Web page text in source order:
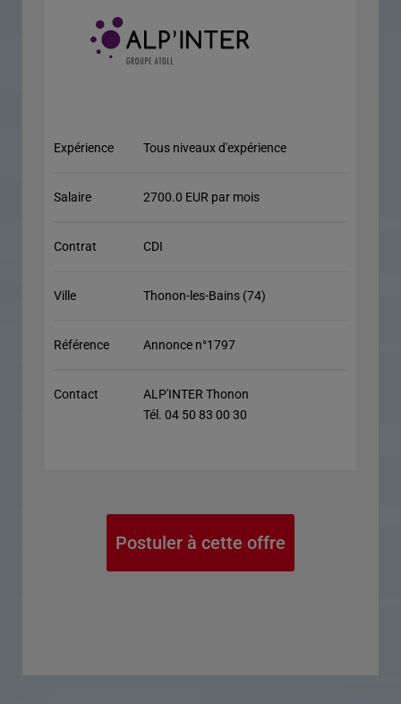
Expérience Tous niveaux d'expérience
Salaire 2700.0 EUR par mois
Contrat CDI
Ville Thonon-les-Bains (74)
Référence Annonce n°1797
Contact
ALP'INTER Thonon
Tél. 04 50 83 00 30
Postuler à cette offre